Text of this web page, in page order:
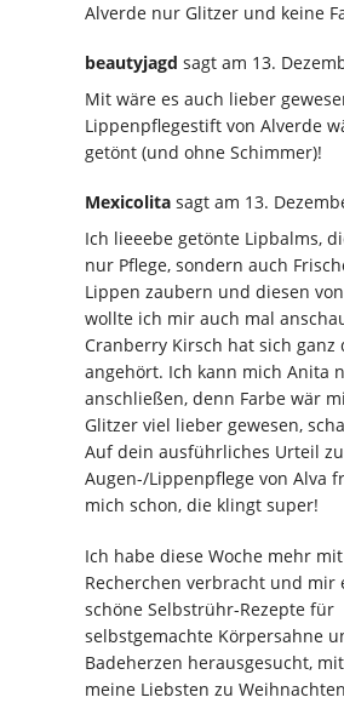
Alverde nur Glitzer und keine
beautyjagd sagt am 13.
Mit wäre es auch lieber
Lippenpflegestift von Alverde
getönt (und ohne Schimmer)!
Mexicolita sagt am 13.
Ich lieeebe getönte Lipbalms,
nur Pflege, sondern auch
Lippen zaubern und diesen
wollte ich mir auch mal
Cranberry Kirsch hat sich ganz
angehört. Ich kann mich Anita
anschließen, denn Farbe wär
Glitzer viel lieber gewesen,
Auf dein ausführliches Urteil
Augen-/Lippenpflege von Alva
mich schon, die klingt super!
Ich habe diese Woche mehr
Recherchen verbracht und mir
schöne Selbstrühr-Rezepte für
selbstgemachte Körpersahne
Badeherzen herausgesucht,
meine Liebsten zu Weihnachten